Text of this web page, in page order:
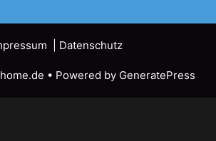
| Datenschutz
• Powered by GeneratePress